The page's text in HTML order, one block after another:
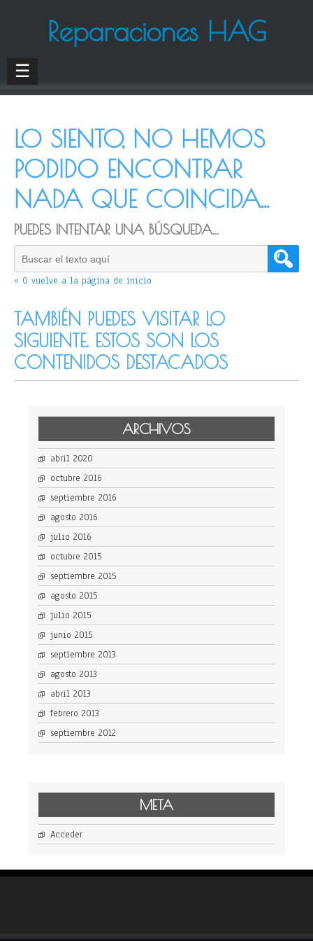
Reparaciones HAG
☰
LO SIENTO, NO HEMOS
PODIDO ENCONTRAR
NADA QUE COINCIDA...
PUEDES INTENTAR UNA BÚSQUEDA...
« O vuelve a la página de inicio
TAMBIÉN PUEDES VISITAR LO
SIGUIENTE. ESTOS SON LOS
CONTENIDOS DESTACADOS
ARCHIVOS
abril 2020
octubre 2016
septiembre 2016
agosto 2016
julio 2016
octubre 2015
septiembre 2015
agosto 2015
julio 2015
junio 2015
septiembre 2013
agosto 2013
abril 2013
febrero 2013
septiembre 2012
META
Acceder